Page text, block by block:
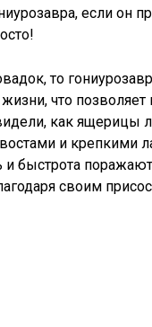
если он
то
что
как ящерицы
и крепкими
и быстрота
своим